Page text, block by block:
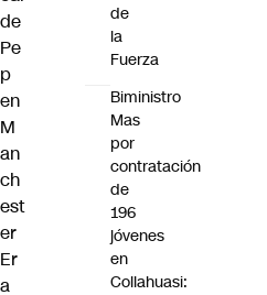
de
Pe
p
en
M
an
ch
est
er
Er
a
de
la
Fuerza
Biministro
Mas
por
contratación
de
196
jóvenes
en
Collahuasi: